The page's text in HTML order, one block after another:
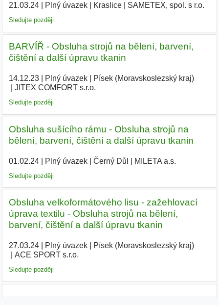
21.03.24| Plný úvazek| Kraslice| SAMETEX, spol. s r.o.
Sledujte později
BARVÍŘ - Obsluha strojů na bělení, barvení,
čištění a další úpravu tkanin
14.12.23| Plný úvazek| Písek (Moravskoslezský kraj)|
JITEX COMFORT s.r.o.
Sledujte později
Obsluha sušícího rámu - Obsluha strojů na
bělení, barvení, čištění a další úpravu tkanin
01.02.24| Plný úvazek| Černý Důl MILETA a.s.
Sledujte později
Obsluha velkoformátového lisu - zažehlovací
úprava textilu - Obsluha strojů na bělení,
barvení, čištění a další úpravu tkanin
27.03.24| Plný úvazek| Písek (Moravskoslezský kraj)|
ACE SPORT s.r.o.
Sledujte později